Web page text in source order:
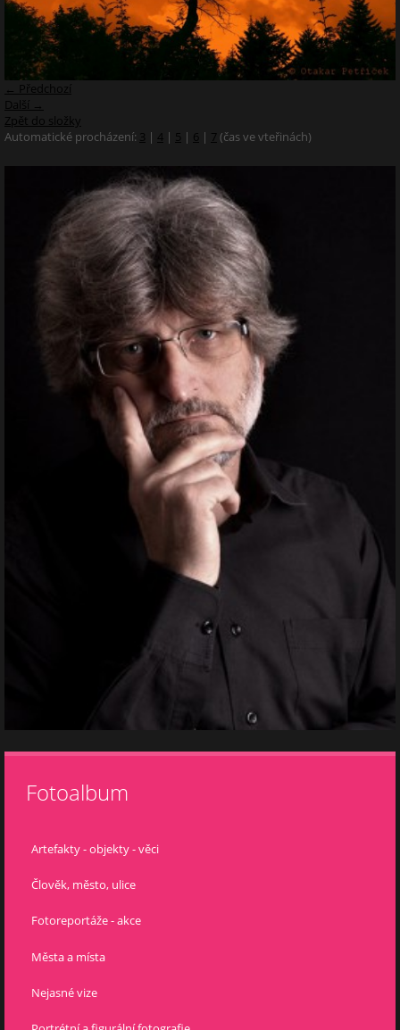
← Předchozí
Další →
Zpět do složky
Automatické procházení: 3 | 4 | 5 | 6 | 7 (čas ve vteřinách)
Fotoalbum
Artefakty - objekty - věci
Člověk, město, ulice
Fotoreportáže - akce
Města a místa
Nejasné vize